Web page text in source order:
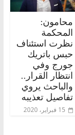
محامون:
المحكمة
نظرت استئناف
حبس باتريك
جورج وفي
انتظار القرار..
والباحث يروي
تفاصيل تعذيبه
15 فبراير، 2020